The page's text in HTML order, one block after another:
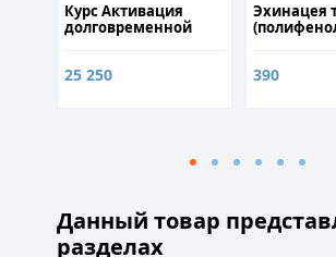
Курс Активация
долговременной
25 250
Эхинацея
390
Данный товар
разделах